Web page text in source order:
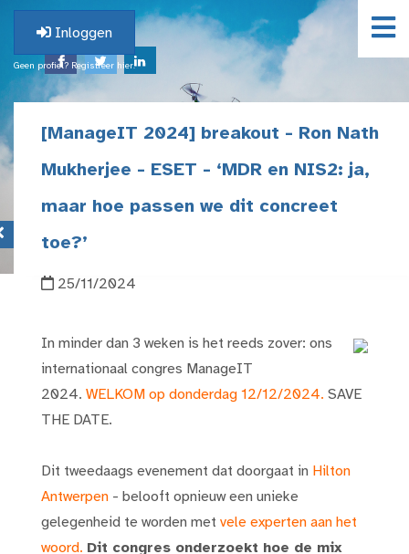
Inloggen
Geen profiel? Registreer hier.
[ManageIT 2024] breakout - Ron Nath
Mukherjee - ESET - ‘MDR en NIS2: ja,
maar hoe passen we dit concreet
toe?’
25/11/2024
In minder dan 3 weken is het reeds zover: ons
internationaal congres ManageIT
2024. WELKOM op donderdag 12/12/2024. SAVE
THE DATE.
Dit tweedaags evenement dat doorgaat in Hilton
Antwerpen - belooft opnieuw een unieke
gelegenheid te worden met vele experten aan het
woord. Dit congres onderzoekt hoe de mix